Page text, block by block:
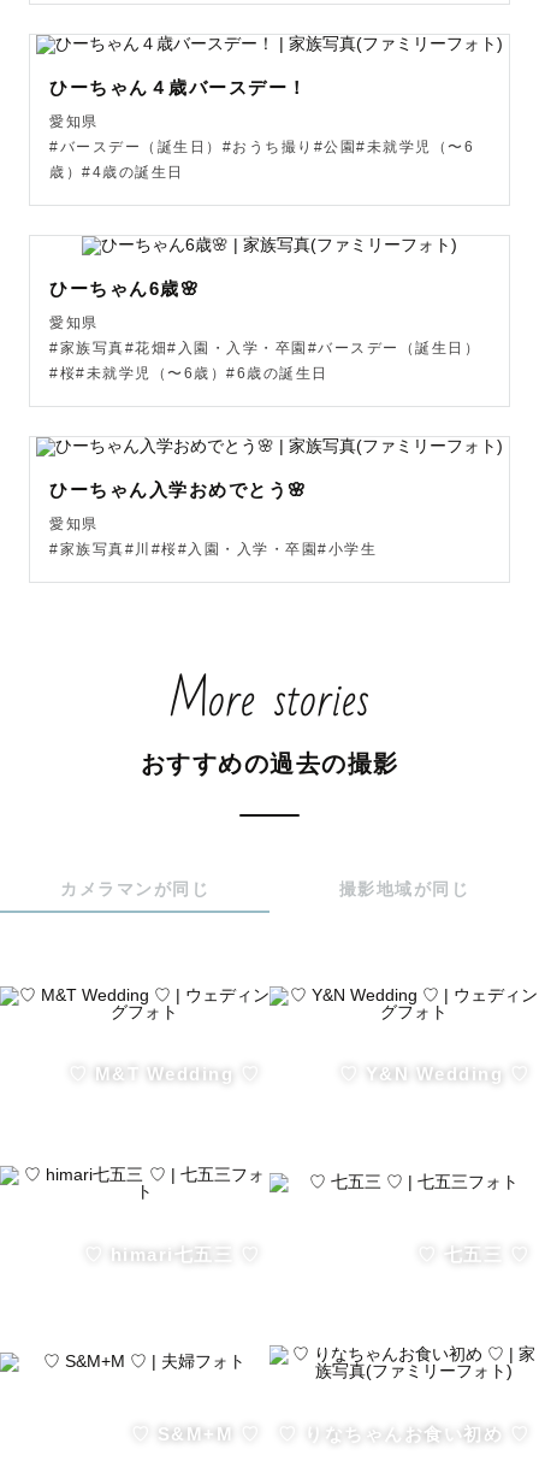
お子さまの気が乗らないときは休憩したり
ヤンチャさんや人見知りさんにもそれぞれの
お子さまのペースに合わせて撮影いたしますので
パパママもご安心して一緒に楽しんで頂けると嬉しいで
す！♡
【 💒ウェディング撮影へ込める想い 】
これから一緒に歩いていくスタートライン♡
その最初の記念となるお写真は、二人の幸せをギュッと詰
め込んで
ています✨
素敵なお二人を前にすると語彙力が無くなるのも
ご愛嬌と思っていただけると嬉しいです☺️
お二人の共通の趣味や出会ったきっかけの場所やアイテム
ひ教えていただけると嬉しいです♡
ミニ黒板やシャボン玉もお貸出し可能なのでお気軽にご相
にお願いしてますが、
ー貸出できるものー
・かごバッグ
・クマさんとうさぎさんのぬいぐるみ
＼＼ 活動地域 ／／
現在、愛知県南部(三河エリアメイン)で活動をしておりま
ひーちゃん４歳バースデー！
愛知県
#バースデー（誕生日）#おうち撮り#公園#未就学児（〜6
歳）#4歳の誕生日
ひーちゃん6歳🌸
愛知県
#家族写真#花畑#入園・入学・卒園#バースデー（誕生日）
#桜#未就学児（〜6歳）#6歳の誕生日
ひーちゃん入学おめでとう🌸
愛知県
#家族写真#川#桜#入園・入学・卒園#小学生
More stories
おすすめの過去の撮影
カメラマンが同じ 撮影地域が同じ
♡ M&T Wedding ♡ ♡ Y&N Wedding ♡
♡ himari七五三 ♡ ♡ 七五三 ♡
♡ S&M+M ♡ ♡ りなちゃんお食い初め ♡